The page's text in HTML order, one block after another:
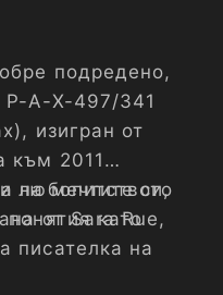
подредено,
A-X-497/341
изигран от
към 2011
любопитството
понятия като
на мечтите си,
от Sara Rue,
писателка на